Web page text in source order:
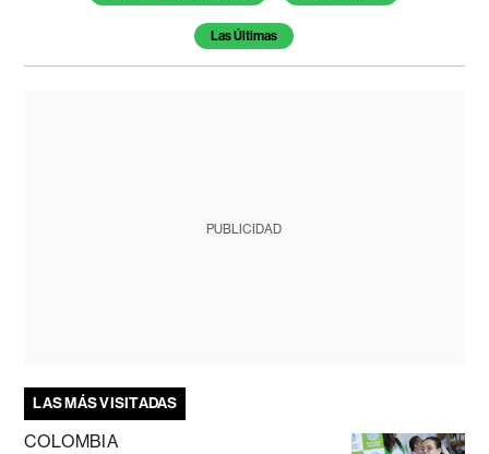
Las Últimas
PUBLICIDAD
LAS MÁS VISITADAS
COLOMBIA